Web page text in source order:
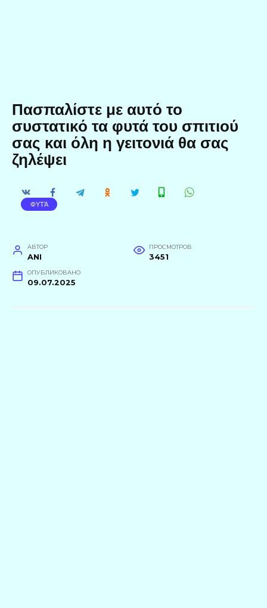
Πασπαλίστε με αυτό το
συστατικό τα φυτά του σπιτιού
σας και όλη η γειτονιά θα σας
ζηλέψει
ΦΥΤΆ
АВТОР
ANI
ПРОСМОТРОВ
3451
ОПУБЛИКОВАНО
09.07.2025